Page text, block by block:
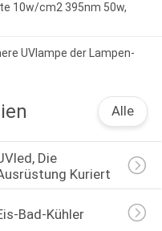
10w/cm2 395nm 50w,
UVlampe der Lampen-
Alle
Die
Kuriert
Bad-Kühler